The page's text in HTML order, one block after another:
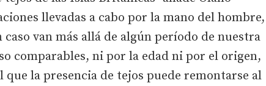
llevadas a cabo por la mano del hombre,
van más allá de algún período de nuestra
comparables, ni por la edad ni por el origen,
que la presencia de tejos puede remontarse al